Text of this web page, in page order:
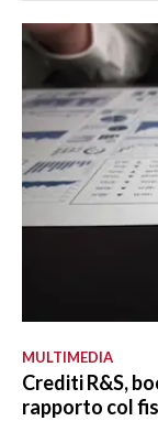
MULTIMEDIA
Crediti R&S,
rapporto col